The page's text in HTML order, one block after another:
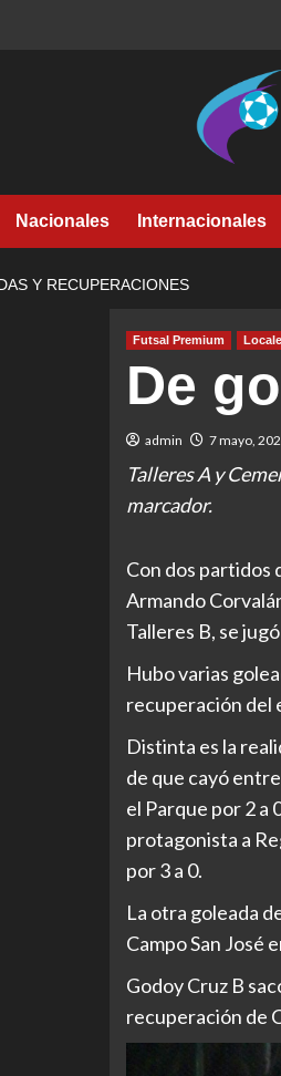
Nacionales Internacionales
Y RECUPERACIONES
Futsal Premium
De
admin 7 mayo,
Talleres A y
marcador.
Con dos partidos
Armando
Talleres B, se
Hubo varias
recuperación del
Distinta es la
de que cayó
el Parque por 2 a
protagonista a
por 3 a 0.
La otra goleada
Campo San José
Godoy Cruz B
recuperación de